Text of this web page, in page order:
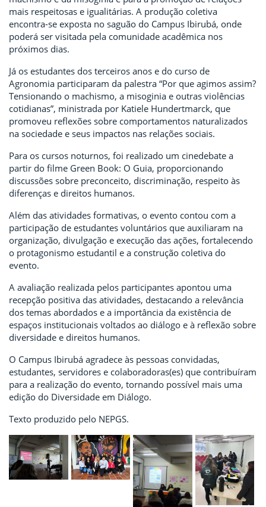
mais respeitosas e igualitárias. A produção coletiva
encontra-se exposta no saguão do Campus Ibirubá, onde
poderá ser visitada pela comunidade acadêmica nos
próximos dias.
Já os estudantes dos terceiros anos e do curso de
Agronomia participaram da palestra “Por que agimos assim?
Tensionando o machismo, a misoginia e outras violências
cotidianas”, ministrada por Katiele Hundertmarck, que
promoveu reflexões sobre comportamentos naturalizados
na sociedade e seus impactos nas relações sociais.
Para os cursos noturnos, foi realizado um cinedebate a
partir do filme Green Book: O Guia, proporcionando
discussões sobre preconceito, discriminação, respeito às
diferenças e direitos humanos.
Além das atividades formativas, o evento contou com a
participação de estudantes voluntários que auxiliaram na
organização, divulgação e execução das ações, fortalecendo
o protagonismo estudantil e a construção coletiva do
evento.
A avaliação realizada pelos participantes apontou uma
recepção positiva das atividades, destacando a relevância
dos temas abordados e a importância da existência de
espaços institucionais voltados ao diálogo e à reflexão sobre
diversidade e direitos humanos.
O Campus Ibirubá agradece às pessoas convidadas,
estudantes, servidores e colaboradoras(es) que contribuíram
para a realização do evento, tornando possível mais uma
edição do Diversidade em Diálogo.
Texto produzido pelo NEPGS.